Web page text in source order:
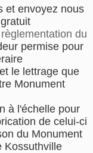
et envoyez nous
règlementation du
permise pour
le lettrage que
Monument
à l'échelle pour
de celui-ci
du Monument
Kossuthville